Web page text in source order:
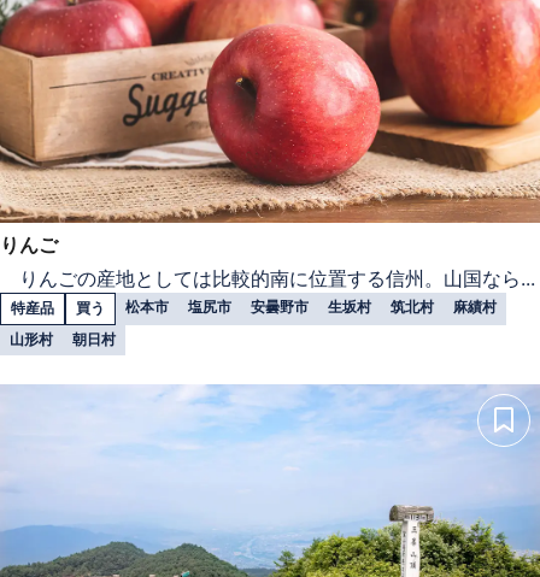
りんご
りんごの産地としては比較的南に位置する信州。山国なら...
特産品 買う 松本市 塩尻市 安曇野市 生坂村 筑北村
麻績村
山形村
朝日村